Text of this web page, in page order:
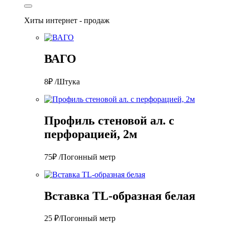
Хиты интернет - продаж
ВАГО
8₽ /Штука
Профиль стеновой ал. с
перфорацией, 2м
75₽ /Погонный метр
Вставка TL-образная белая
25 ₽/Погонный метр